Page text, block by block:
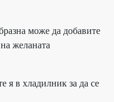
може да добавите
желаната
я в хладилник за да се